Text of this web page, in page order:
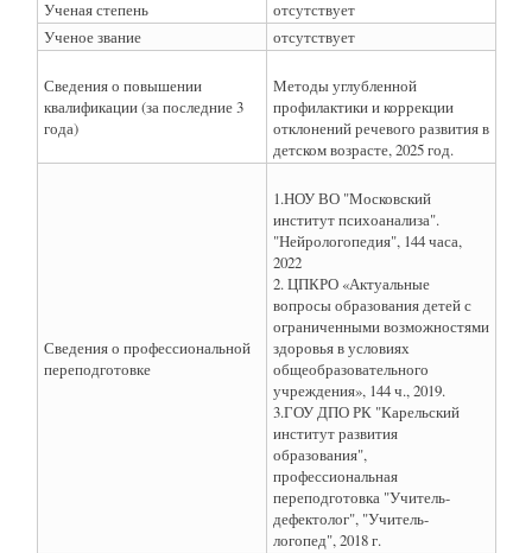
Ученая степень
отсутствует
Ученое звание
отсутствует
Сведения о повышении
квалификации (за последние 3
года)
Методы углубленной
профилактики и коррекции
отклонений речевого развития в
детском возрасте, 2025 год.
Сведения о профессиональной
переподготовке
1.НОУ ВО "Московский
институт психоанализа".
"Нейрологопедия", 144 часа,
2022
2. ЦПКРО «Актуальные
вопросы образования детей с
ограниченными возможностями
здоровья в условиях
общеобразовательного
учреждения», 144 ч., 2019.
3.ГОУ ДПО РК "Карельский
институт развития
образования",
профессиональная
переподготовка "Учитель-
дефектолог", "Учитель-
логопед", 2018 г.